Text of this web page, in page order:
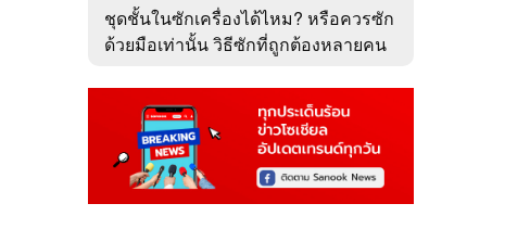
ชุดชั้นในซักเครื่องได้ไหม? หรือควรซัก
ด้วยมือเท่านั้น วิธีซักที่ถูกต้องหลายคน